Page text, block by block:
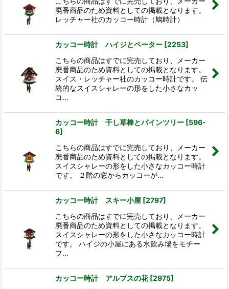
廃番商品のため資料としての掲載となります。
レッチャー社のカッコー時計（鳩時計）
カッコー時計 ハイジとペーター [2253]
こちらの商品はすでに完売しており、メーカー
廃番商品のため資料としての掲載となります。
スイス・レッチャー社のカッコー時計です。 伝
統的なスイスシャレーの形をした小さなカッ
コ…
カッコー時計 干し草棒とパインツリー [596-
6]
こちらの商品はすでに完売しており、メーカー
廃番商品のため資料としての掲載となります。
スイスシャレーの形をした小さなカッコー時計
です。 ２階の窓からカッコーが…
カッコー時計 スキー小屋 [2797]
こちらの商品はすでに完売しており、メーカー
廃番商品のため資料としての掲載となります。
スイスシャレーの形をした小さなカッコー時計
です。 ハイジの小屋にある水飲み場をモチー
フ…
カッコー時計 アルプスの花 [2975]